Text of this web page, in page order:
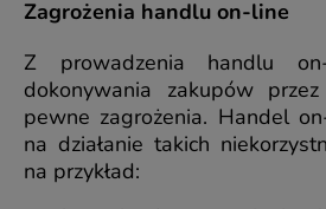
Zagrożenia handlu on-line
Z prowadzenia handlu
dokonywania zakupów
pewne zagrożenia. Handel
na działanie takich
na przykład: